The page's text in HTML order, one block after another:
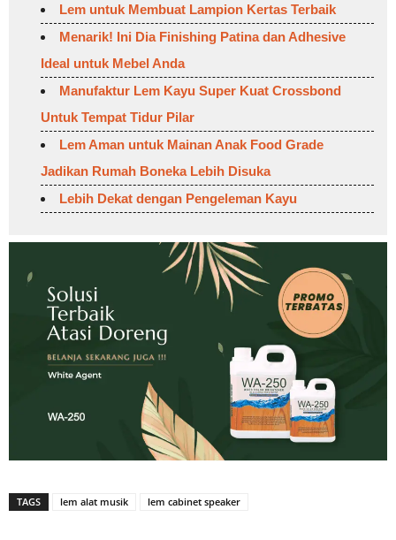
Lem untuk Membuat Lampion Kertas Terbaik
Menarik! Ini Dia Finishing Patina dan Adhesive
Ideal untuk Mebel Anda
Manufaktur Lem Kayu Super Kuat Crossbond
Untuk Tempat Tidur Pilar
Lem Aman untuk Mainan Anak Food Grade
Jadikan Rumah Boneka Lebih Disuka
Lebih Dekat dengan Pengeleman Kayu
TAGS lem alat musik lem cabinet speaker